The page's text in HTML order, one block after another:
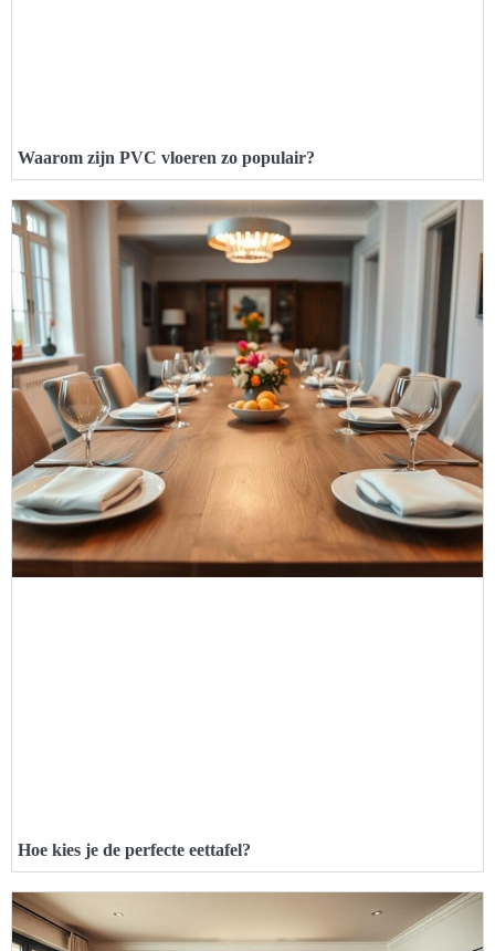
Waarom zijn PVC vloeren zo populair?
Hoe kies je de perfecte eettafel?